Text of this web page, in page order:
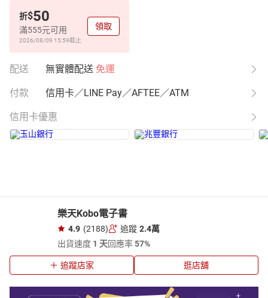
折$50
滿555元可用
2026/08/09 15:59截止
領取
配送 無實體配送 免運
付款 信用卡／LINE Pay／AFTEE／ATM
信用卡優惠
樂天Kobo電子書
4.9 (2188) 追蹤 2.4萬
出貨速度 1 天回應率57%
追蹤店家 逛店舖